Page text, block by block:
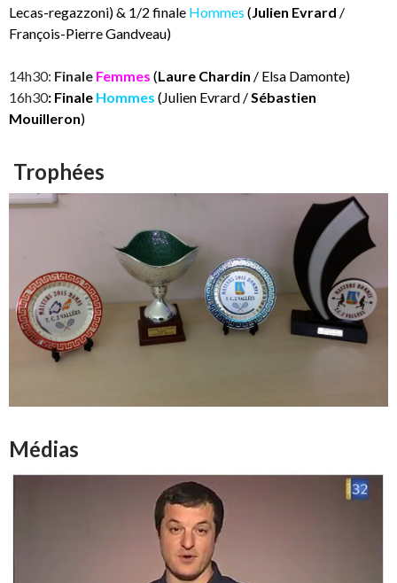
Lecas-regazzoni) & 1/2 finale Hommes (Julien Evrard /
François-Pierre Gandveau)
14h30: Finale Femmes (Laure Chardin / Elsa Damonte)
16h30: Finale Hommes (Julien Evrard /Sébastien
Mouilleron)
Trophées
Médias